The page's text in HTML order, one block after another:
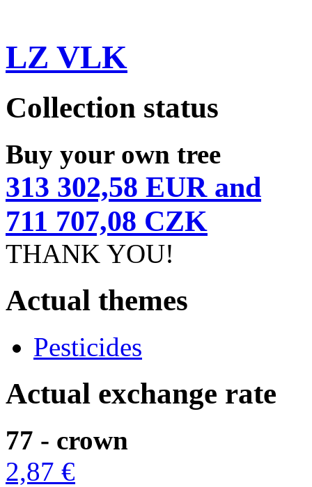
LZ VLK
Collection status
Buy your own tree
313 302,58 EUR and
711 707,08 CZK
THANK YOU!
Actual themes
Pesticides
Actual exchange rate
77 - crown
2,87 €